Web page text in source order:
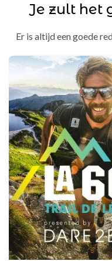
Je zult het
Er is altijd een goede